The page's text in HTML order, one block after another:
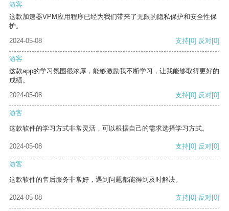
游客
这款加速器VPM应用程序已经为我们带来了无限的隐私保护和安全性保
护。
2024-05-08
支持[0] 反对[0]
游客
这款app的学习氛围很浓厚，能够激励我不断学习，让我能够取得更好的
成绩。
2024-05-08
支持[0] 反对[0]
游客
这款软件的学习方式非常灵活，可以根据自己的需求选择学习方式。
2024-05-08 支持[0] 反对[0]
游客
这款软件的售后服务非常好，遇到问题都能得到及时解决。
2024-05-08 支持[0] 反对[0]